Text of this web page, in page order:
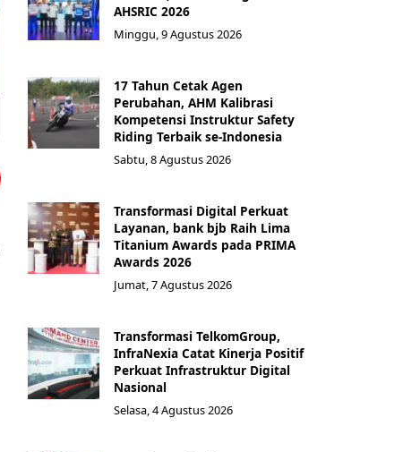
AHSRIC 2026
Minggu, 9 Agustus 2026
17 Tahun Cetak Agen
Perubahan, AHM Kalibrasi
Kompetensi Instruktur Safety
Riding Terbaik se-Indonesia
Sabtu, 8 Agustus 2026
Transformasi Digital Perkuat
Layanan, bank bjb Raih Lima
Titanium Awards pada PRIMA
Awards 2026
Jumat, 7 Agustus 2026
Transformasi TelkomGroup,
InfraNexia Catat Kinerja Positif
Perkuat Infrastruktur Digital
Nasional
Selasa, 4 Agustus 2026